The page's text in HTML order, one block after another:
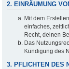
2. EINRÄUMUNG
Mit dem
einfaches,
Recht, deinen
Das
Kündigung des
3. PFLICHTEN DES